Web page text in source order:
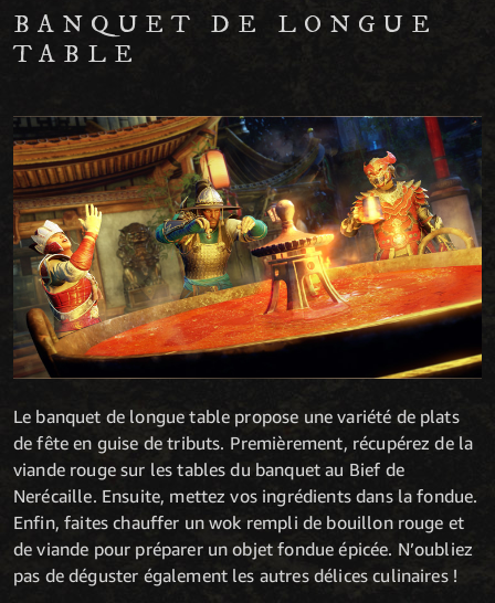
BANQUET DE LONGUE
TABLE
Le banquet de longue table propose une variété de plats
de fête en guise de tributs. Premièrement, récupérez de la
viande rouge sur les tables du banquet au Bief de
Nerécaille. Ensuite, mettez vos ingrédients dans la fondue.
Enfin, faites chauffer un wok rempli de bouillon rouge et
de viande pour préparer un objet fondue épicée. N’oubliez
pas de déguster également les autres délices culinaires !